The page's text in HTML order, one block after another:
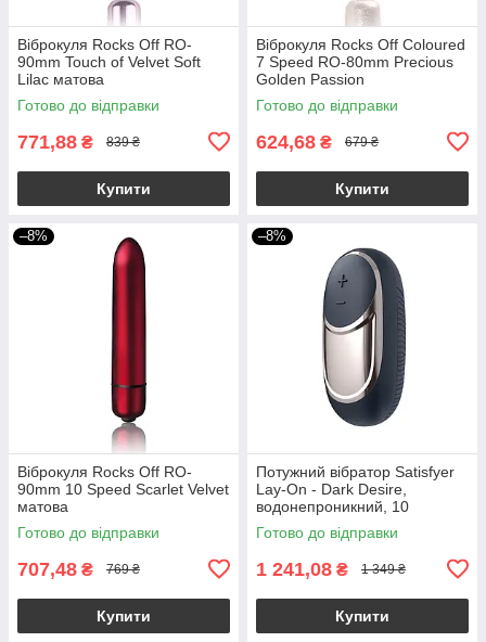
Віброкуля Rocks Off RO-
90mm Touch of Velvet Soft
Lilac матова
Готово до відправки
771,88 ₴ 839 ₴
Купити
Віброкуля Rocks Off Coloured
7 Speed ​​RO-80mm Precious
Golden Passion
Готово до відправки
624,68 ₴ 679 ₴
Купити
–8%
Віброкуля Rocks Off RO-
90mm 10 Speed ​​Scarlet Velvet
матова
Готово до відправки
707,48 ₴ 769 ₴
Купити
–8%
Потужний вібратор Satisfyer
Lay-On - Dark Desire,
водонепроникний, 10
режимів роботи
Готово до відправки
1 241,08 ₴ 1 349 ₴
Купити